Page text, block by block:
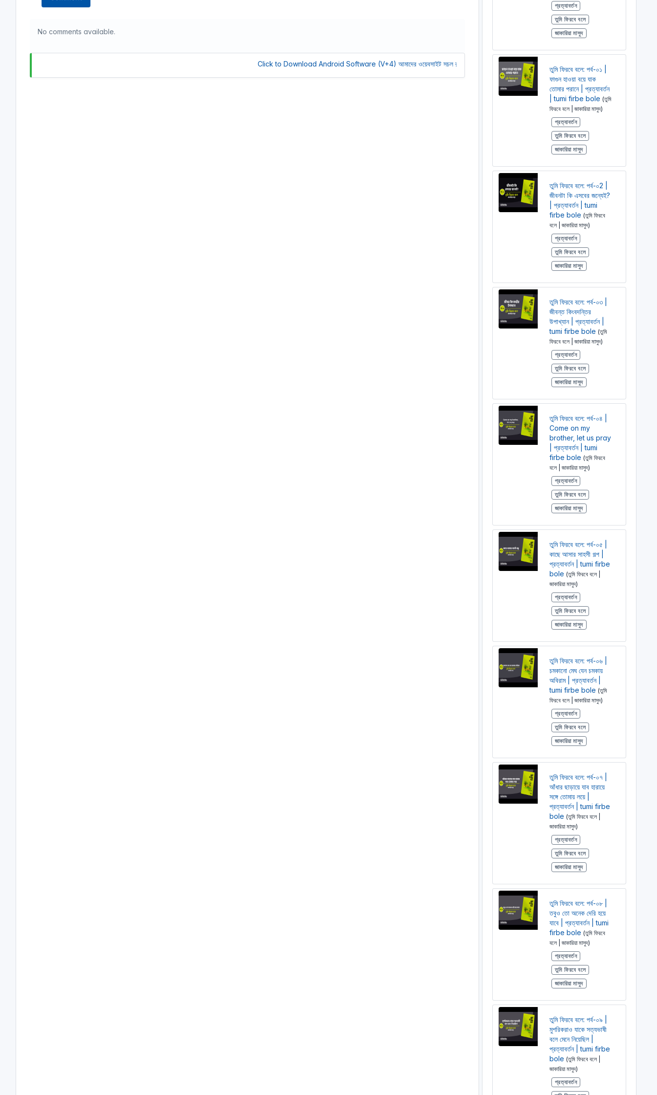
No comments available.
Click to Download Android Software (V+4) আমাদের ওয়েবসাইট সচল রাখতে আমাদের অর্থ সাহায্য করুন। আমরা একটি অলাভজনক ওয়েবসাইট, আমরা ওয়েবসাইট
প্রত্যাবর্তন
তুমি ফিরবে বলে
জাকারিয়া মাসুদ
তুমি ফিরবে বলে: পর্ব-০১ |
ফাগুন হাওয়া বয়ে যাক
তোমার পরানে | প্রত্যাবর্তন
| tumi firbe bole (তুমি
ফিরবে বলে | জাকারিয়া মাসুদ)
প্রত্যাবর্তন
তুমি ফিরবে বলে
জাকারিয়া মাসুদ
তুমি ফিরবে বলে: পর্ব-০2 |
জীবনটা কি এসবের জন্যেই?
| প্রত্যাবর্তন | tumi
firbe bole (তুমি ফিরবে
বলে | জাকারিয়া মাসুদ)
প্রত্যাবর্তন
তুমি ফিরবে বলে
জাকারিয়া মাসুদ
তুমি ফিরবে বলে: পর্ব-০৩ |
জীবন্ত কিংবদন্তির
উপাখ্যান | প্রত্যাবর্তন |
tumi firbe bole (তুমি
ফিরবে বলে | জাকারিয়া মাসুদ)
প্রত্যাবর্তন
তুমি ফিরবে বলে
জাকারিয়া মাসুদ
তুমি ফিরবে বলে: পর্ব-০৪ |
Come on my
brother, let us pray
| প্রত্যাবর্তন | tumi
firbe bole (তুমি ফিরবে
বলে | জাকারিয়া মাসুদ)
প্রত্যাবর্তন
তুমি ফিরবে বলে
জাকারিয়া মাসুদ
তুমি ফিরবে বলে: পর্ব-০৫ |
কাছে আসার সাহসী গল্প |
প্রত্যাবর্তন | tumi firbe
bole (তুমি ফিরবে বলে |
জাকারিয়া মাসুদ)
প্রত্যাবর্তন
তুমি ফিরবে বলে
জাকারিয়া মাসুদ
তুমি ফিরবে বলে: পর্ব-০৬ |
চমকানো মেঘ যেন চমকায়
অবিরাম | প্রত্যাবর্তন |
tumi firbe bole (তুমি
ফিরবে বলে | জাকারিয়া মাসুদ)
প্রত্যাবর্তন
তুমি ফিরবে বলে
জাকারিয়া মাসুদ
তুমি ফিরবে বলে: পর্ব-০৭ |
আঁধার ছাড়ায়ে যাব হারায়ে
সঙ্গে তোমায় লয়ে |
প্রত্যাবর্তন | tumi firbe
bole (তুমি ফিরবে বলে |
জাকারিয়া মাসুদ)
প্রত্যাবর্তন
তুমি ফিরবে বলে
জাকারিয়া মাসুদ
তুমি ফিরবে বলে: পর্ব-০৮ |
তবুও তো অনেক দেরি হয়ে
যাবে | প্রত্যাবর্তন | tumi
firbe bole (তুমি ফিরবে
বলে | জাকারিয়া মাসুদ)
প্রত্যাবর্তন
তুমি ফিরবে বলে
জাকারিয়া মাসুদ
তুমি ফিরবে বলে: পর্ব-০৯ |
মুশরিকরাও যাকে সত্যভাষী
বলে মেনে নিয়েছিল |
প্রত্যাবর্তন | tumi firbe
bole (তুমি ফিরবে বলে |
জাকারিয়া মাসুদ)
প্রত্যাবর্তন